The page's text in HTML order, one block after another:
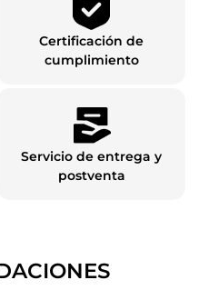
Certificación de
cumplimiento
Servicio de entrega y
postventa